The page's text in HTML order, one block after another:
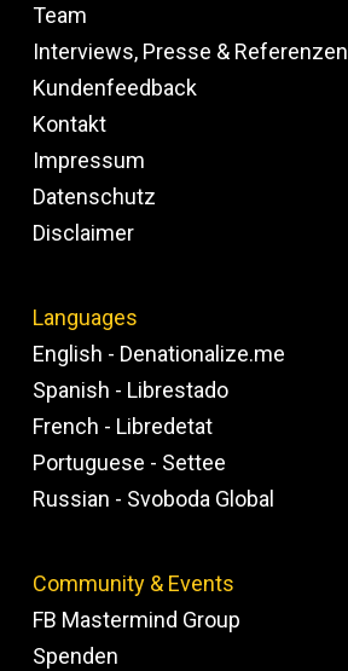
Team
Interviews, Presse & Referenzen
Kundenfeedback
Kontakt
Impressum
Datenschutz
Disclaimer
Languages
English - Denationalize.me
Spanish - Librestado
French - Libredetat
Portuguese - Settee
Russian - Svoboda Global
Community & Events
FB Mastermind Group
Spenden